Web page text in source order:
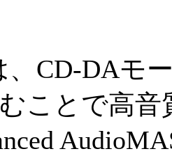
CD-DAモ
ことで高